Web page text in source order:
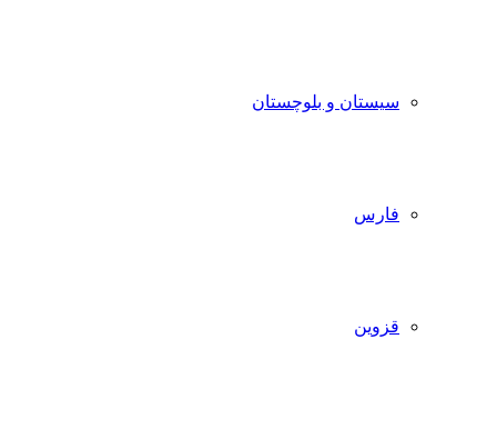
سیستان و بلوچستان
فارس
قزوین